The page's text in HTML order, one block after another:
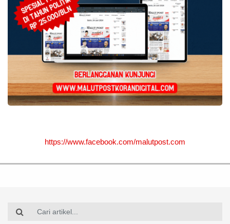
https://www.facebook.com/malutpost.com